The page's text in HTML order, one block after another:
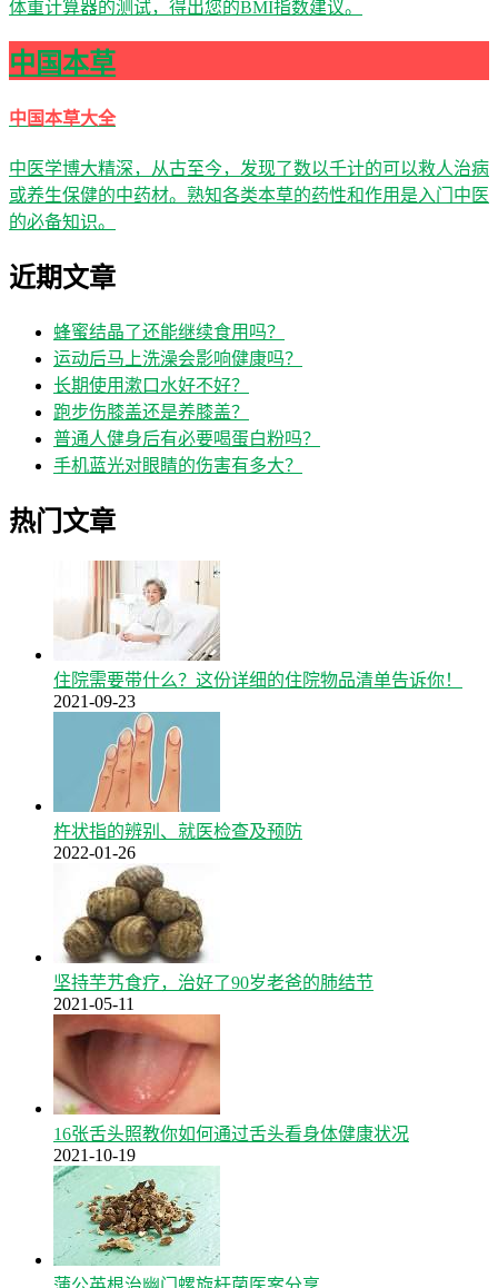
体重计算器的测试，得出您的BMI指数建议。
中国本草
中国本草大全
中医学博大精深，从古至今，发现了数以千计的可以救人治病
或养生保健的中药材。熟知各类本草的药性和作用是入门中医
的必备知识。
近期文章
蜂蜜结晶了还能继续食用吗？
运动后马上洗澡会影响健康吗？
长期使用漱口水好不好？
跑步伤膝盖还是养膝盖？
普通人健身后有必要喝蛋白粉吗？
手机蓝光对眼睛的伤害有多大？
热门文章
住院需要带什么？这份详细的住院物品清单告诉你！
2021-09-23
杵状指的辨别、就医检查及预防
2022-01-26
坚持芋艿食疗，治好了90岁老爸的肺结节
2021-05-11
16张舌头照教你如何通过舌头看身体健康状况
2021-10-19